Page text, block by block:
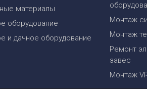
материалы
оборудование
и дачное оборудование
Монтаж
Монтаж
Ремонт
завес
Монтаж